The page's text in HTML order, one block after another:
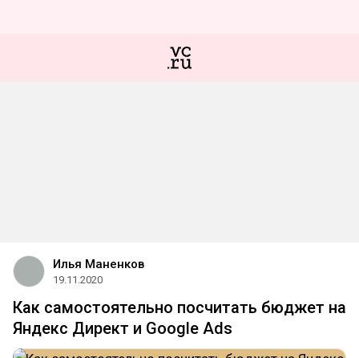
Илья Маненков
19.11.2020
Как самостоятельно посчитать бюджет на
Яндекс Директ и Google Ads